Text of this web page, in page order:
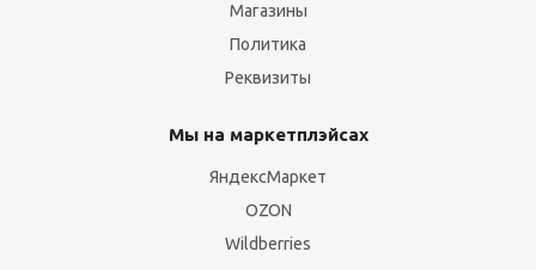
Магазины
Политика
Реквизиты
Мы на маркетплэйсах
ЯндексМаркет
OZON
Wildberries